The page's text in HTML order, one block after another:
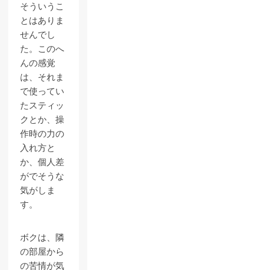
そういうこ
とはありま
せんでし
た。このへ
んの感覚
は、それま
で使ってい
たスティッ
クとか、操
作時の力の
入れ方と
か、個人差
がでそうな
気がしま
す。
ボクは、隣
の部屋から
の苦情が気